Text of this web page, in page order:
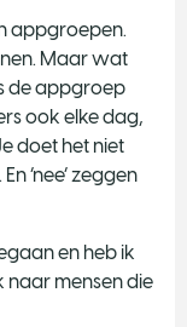
appgroepen.
Maar wat
de appgroep
ook elke dag,
doet het niet
‘nee’ zeggen
en heb ik
naar mensen die